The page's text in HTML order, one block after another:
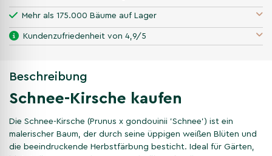
Mehr als 175.000 Bäume auf Lager
Kundenzufriedenheit von 4,9/5
Beschreibung
Schnee-Kirsche kaufen
Die Schnee-Kirsche (Prunus x gondouinii 'Schnee') ist ein
malerischer Baum, der durch seine üppigen weißen Blüten und
die beeindruckende Herbstfärbung besticht. Ideal für Gärten,